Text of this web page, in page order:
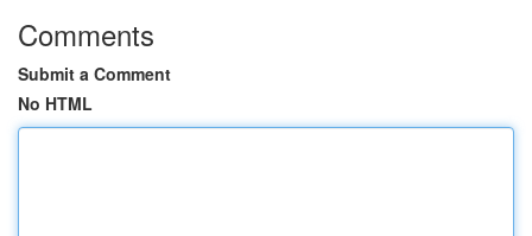
Comments
Submit a Comment
No HTML